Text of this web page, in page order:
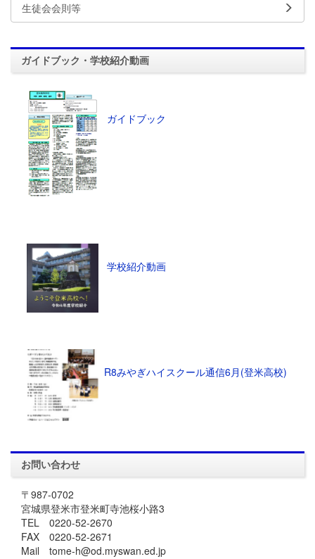
生徒会会則等
ガイドブック・学校紹介動画
ガイドブック
学校紹介動画
R8みやぎハイスクール通信6月(登米高校)
お問い合わせ
〒987-0702
宮城県登米市登米町寺池桜小路3
TEL 0220-52-2670
FAX 0220-52-2671
Mail tome-h@od.myswan.ed.jp